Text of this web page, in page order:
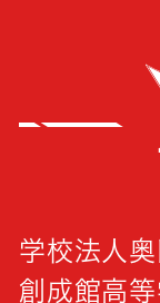
学校法人
創成館高